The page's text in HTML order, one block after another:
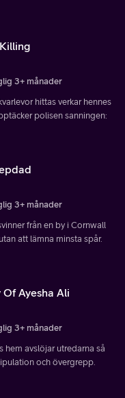
3+ månader
hittas verkar hennes
polisen sanningen:
3+ månader
från en by i Cornwall
att lämna minsta spår.
Ayesha Ali
3+ månader
hem avslöjar utredarna så
och övergrepp.